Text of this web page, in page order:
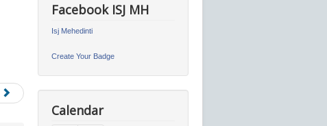
Facebook ISJ MH
Isj Mehedinti
Create Your Badge
Calendar